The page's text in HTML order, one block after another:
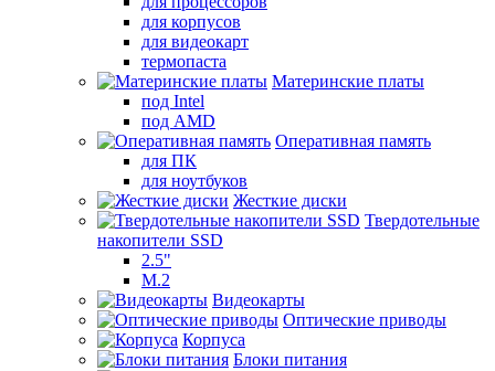
для корпусов
для видеокарт
термопаста
Материнские платы
под Intel
под AMD
Оперативная память
для ПК
для ноутбуков
Жесткие диски
Твердотельные
накопители SSD
2.5"
M.2
Видеокарты
Оптические приводы
Корпуса
Блоки питания